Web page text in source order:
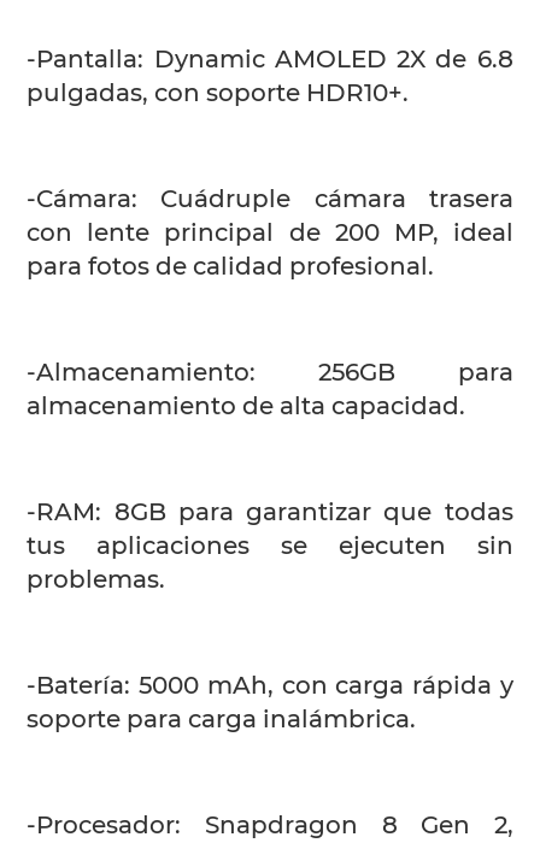
-Pantalla: Dynamic AMOLED 2X de 6.8
pulgadas, con soporte HDR10+.
-Cámara: Cuádruple cámara trasera
con lente principal de 200 MP, ideal
para fotos de calidad profesional.
-Almacenamiento: 256GB para
almacenamiento de alta capacidad.
-RAM: 8GB para garantizar que todas
tus aplicaciones se ejecuten sin
problemas.
-Batería: 5000 mAh, con carga rápida y
soporte para carga inalámbrica.
-Procesador: Snapdragon 8 Gen 2,